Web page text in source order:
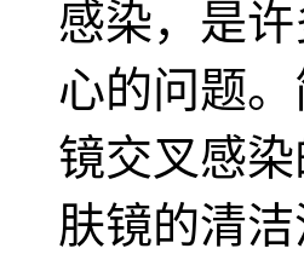
感染，是
心的问题
镜交叉感
肤镜的清